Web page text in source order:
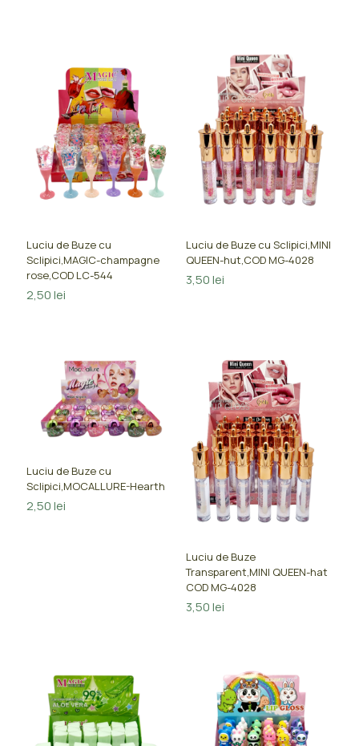
Luciu de Buze cu
Sclipici,MAGIC-champagne
rose,COD LC-544
2,50lei
Luciu de Buze cu Sclipici,MINI
QUEEN-hut,COD MG-4028
3,50lei
Luciu de Buze cu
Sclipici,MOCALLURE-Hearth
2,50lei
Luciu de Buze
Transparent,MINI QUEEN-hat
COD MG-4028
3,50lei